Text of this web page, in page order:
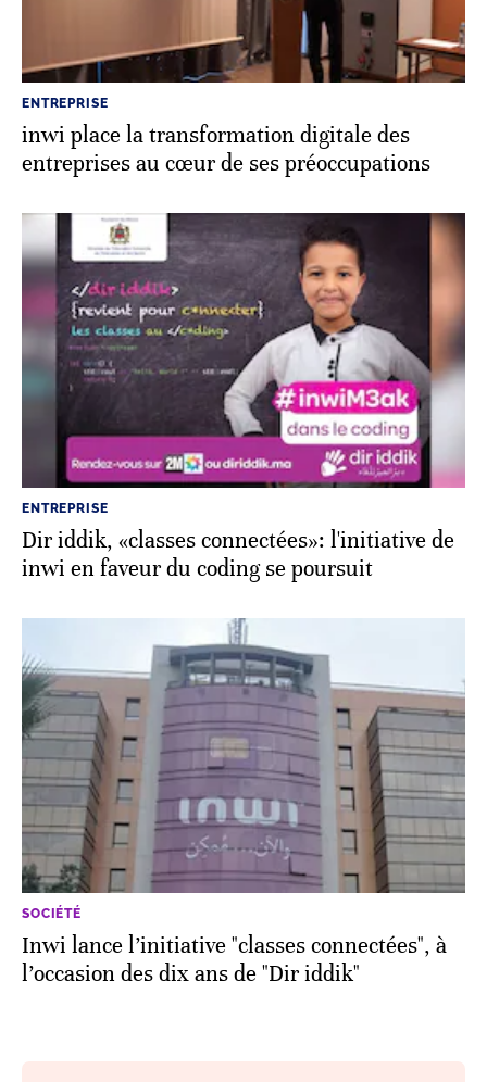
ENTREPRISE
inwi place la transformation digitale des
entreprises au cœur de ses préoccupations
ENTREPRISE
Dir iddik, «classes connectées»: l'initiative de
inwi en faveur du coding se poursuit
SOCIÉTÉ
Inwi lance l’initiative "classes connectées", à
l’occasion des dix ans de "Dir iddik"